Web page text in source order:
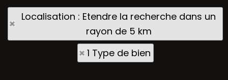
Localisation : Etendre la recherche dans un
rayon de 5 km
1 Type de bien